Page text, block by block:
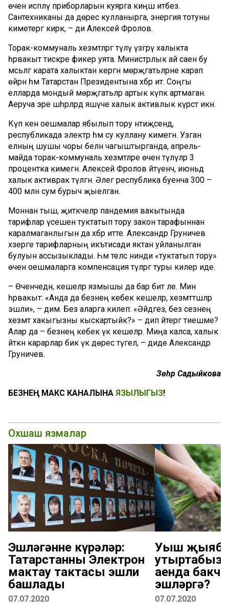
өчен исәпләү приборларын куярга киңәш итәбез.
Сантехниканы да дөрес кулланырга, энергия тотуны
киметергә кирәк, – ди Алексей Фролов.
Торак-коммуналь хезмәтләргә түләү үзгәрү халыкта
һәрвакыт тискәре фикер уята. Министрлык ай саен бу
мәсьәләгә карата халыктан кергән мөрәҗәгатьләрне карап
өйрәнә һәм Татарстан Президентына хәбәр итә. Соңгы
елларда мондый мөрәҗәгатьләр артык күпкә артмаган.
Аеруча эре шәһәрләрдә яшәүче халык активлык күрсәтә икән.
Күп кенә оешмалар ябылып тору нәтиҗәсендә,
республикада электр һәм су куллану кимегән. Узган
елның шушы чоры белән чагыштырганда, апрель-
майда торак-коммуналь хезмәтләре өчен түләүләр 3
процентка кимегән. Алексей Фролов әйтүенчә, июньдә
халык активрак түләгән. Әлегә республика буенча 300 –
400 млн сум бурыч җыелган.
Моннан тыш, җитәкчеләр пандемия вакытында
тарифлар үсешен туктатып тору закон тарафыннан
каралмаганлыгын да хәбәр итте. Александр Груничев
хәзерге тарифларның икътисади яктан уйланылган
булуын ассызыклады. Һәм теләсә нинди «туктатып тору»
өчен оешмаларга компенсация түләргә туры килер иде.
– Өченчедән, кешеләр язмышы да бар бит әле. Мин
һәрвакыт: «Анда да безнең кебек кешеләр, хезмәттәшләр
эшли», – дим. Без аларга килеп: «Әйдәгез, без сезнең
хезмәт хакыгызны кыскартыйк?» – дип әйтергә тиешме?
Алар да – безнең кебек үк кешеләр. Миңа калса, халык
әйткән карарлар бик үк дөрес түгел, – диде Александр
Груничев.
Зөһрә Садыйкова
БЕЗНЕҢ МАКС КАНАЛЫНА ЯЗЫЛЫГЫЗ!
Охшаш язмалар
Эшләгәнне күрәләр:
Татарстанның Электрон
мактау тактасы эшли
башлады
07.07.2020
Уңыш
утыртабыз:
аенда
эшләргә?
07.07.2020